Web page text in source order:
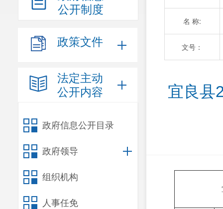
公开制度
政策文件
法定主动
公开内容
政府信息公开目录
政府领导
组织机构
人事任免
名 称:
文号：
宜良县